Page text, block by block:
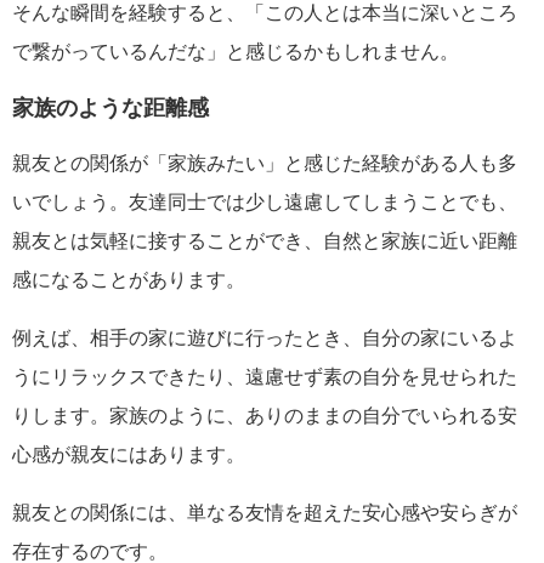
そんな瞬間を経験すると、「この人とは本当に深いところ
で繋がっているんだな」と感じるかもしれません。
家族のような距離感
親友との関係が「家族みたい」と感じた経験がある人も多
いでしょう。友達同士では少し遠慮してしまうことでも、
親友とは気軽に接することができ、自然と家族に近い距離
感になることがあります。
例えば、相手の家に遊びに行ったとき、自分の家にいるよ
うにリラックスできたり、遠慮せず素の自分を見せられた
りします。家族のように、ありのままの自分でいられる安
心感が親友にはあります。
親友との関係には、単なる友情を超えた安心感や安らぎが
存在するのです。